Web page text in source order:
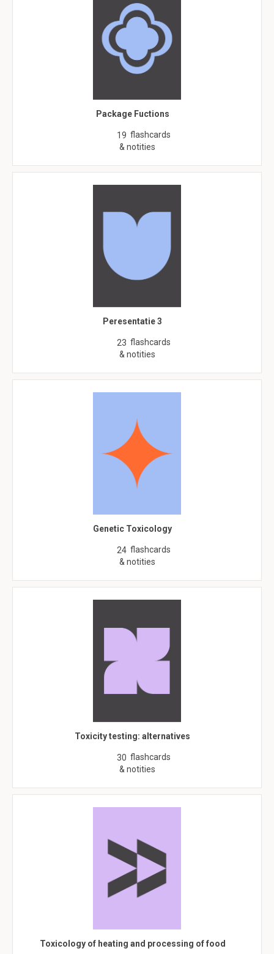
Package Fuctions
19 flashcards
& notities
Peresentatie 3
23 flashcards
& notities
Genetic Toxicology
24 flashcards
& notities
Toxicity testing: alternatives
30 flashcards
& notities
Toxicology of heating and processing of food